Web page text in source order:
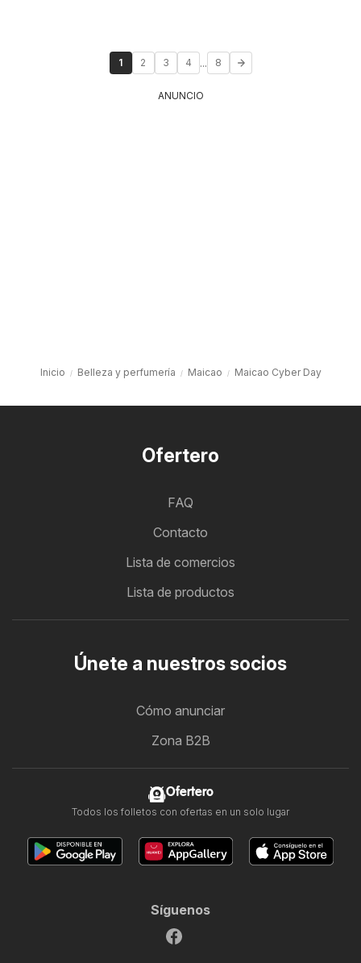
1 2 3 4 ... 8
ANUNCIO
Inicio Belleza y perfumería Maicao Maicao Cyber Day
Ofertero
FAQ
Contacto
Lista de comercios
Lista de productos
Únete a nuestros socios
Cómo anunciar
Zona B2B
Ofertero
Todos los folletos con ofertas en un solo lugar
Síguenos